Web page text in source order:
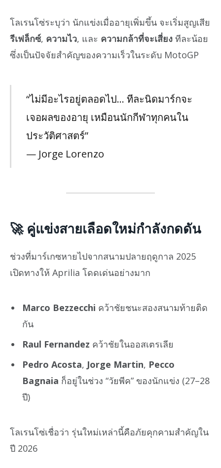
โลเรนโซ่ระบุว่า นักแข่งเมื่ออายุเพิ่มขึ้น จะเริ่มสูญเสีย
รีเฟล็กซ์, ความไว, และ ความกล้าที่จะเสี่ยง ทีละน้อย
ซึ่งเป็นปัจจัยสำคัญของความเร็วในระดับ MotoGP
“ไม่มีอะไรอยู่ตลอดไป… ทีละนิดมาร์กจะ
เจอผลของอายุ เหมือนนักกีฬาทุกคนใน
ประวัติศาสตร์”
— Jorge Lorenzo
🚀คู่แข่งสายเลือดใหม่กำลังกดดัน
ช่วงที่มาร์เกซหายไปจากสนามปลายฤดูกาล 2025
เปิดทางให้ Aprilia โดดเด่นอย่างมาก
Marco Bezzecchi คว้าชัยชนะสองสนามท้ายติด
กัน
Raul Fernandez คว้าชัยในออสเตรเลีย
Pedro Acosta, Jorge Martin, Pecco
Bagnaia ก็อยู่ในช่วง “วัยพีค” ของนักแข่ง (27–28
ปี)
โลเรนโซ่เชื่อว่า รุ่นใหม่เหล่านี้คือภัยคุกคามสำคัญใน
ปี 2026